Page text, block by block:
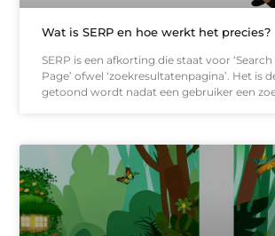
Wat is SERP en hoe werkt het precies?
SERP is een afkorting die staat voor
Page’ ofwel ‘zoekresultatenpagina’. Het is
getoond wordt nadat een gebruiker een